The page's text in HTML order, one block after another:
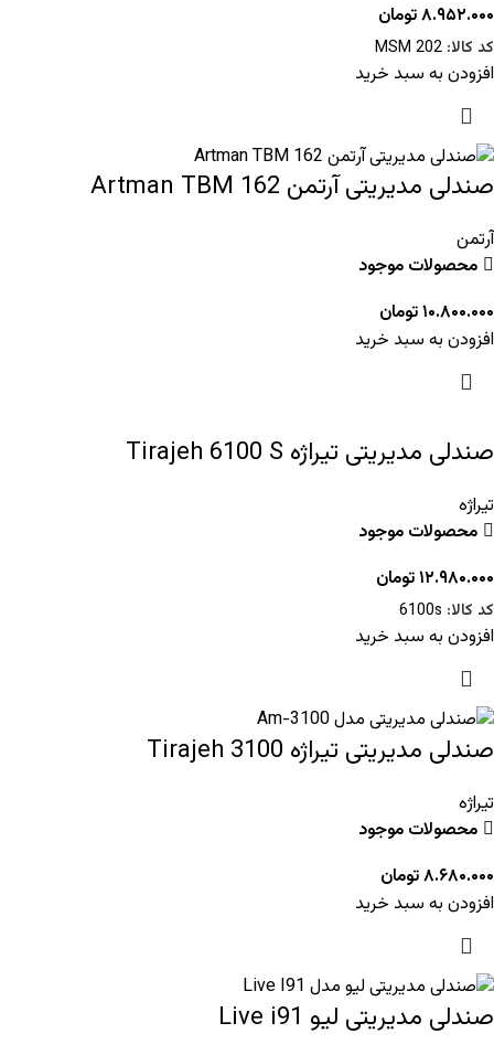
۸.۹۵۲.۰۰۰تومان
کد کالا: MSM 202
افزودن به سبد خرید
صندلی مدیریتی آرتمن Artman TBM 162
آرتمن
محصولات موجود
۱۰.۸۰۰.۰۰۰تومان
افزودن به سبد خرید
صندلی مدیریتی تیراژه Tirajeh 6100 S
تیراژه
محصولات موجود
۱۲.۹۸۰.۰۰۰تومان
کد کالا: 6100s
افزودن به سبد خرید
صندلی مدیریتی تیراژه Tirajeh 3100
تیراژه
محصولات موجود
۸.۶۸۰.۰۰۰تومان
افزودن به سبد خرید
صندلی مدیریتی لیو Live i91